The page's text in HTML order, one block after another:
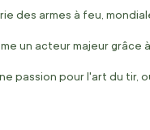
des armes à feu,
un acteur majeur
passion pour l'art du